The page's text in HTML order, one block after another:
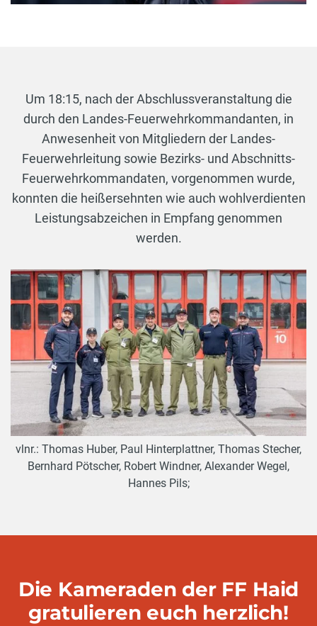
Um 18:15, nach der Abschlussveranstaltung die
durch den Landes-Feuerwehrkommandanten, in
Anwesenheit von Mitgliedern der Landes-
Feuerwehrleitung sowie Bezirks- und Abschnitts-
Feuerwehrkommandaten, vorgenommen wurde,
konnten die heißersehnten wie auch wohlverdienten
Leistungsabzeichen in Empfang genommen
werden.
vlnr.: Thomas Huber, Paul Hinterplattner, Thomas Stecher,
Bernhard Pötscher, Robert Windner, Alexander Wegel,
Hannes Pils;
Die Kameraden der FF Haid
gratulieren euch herzlich!